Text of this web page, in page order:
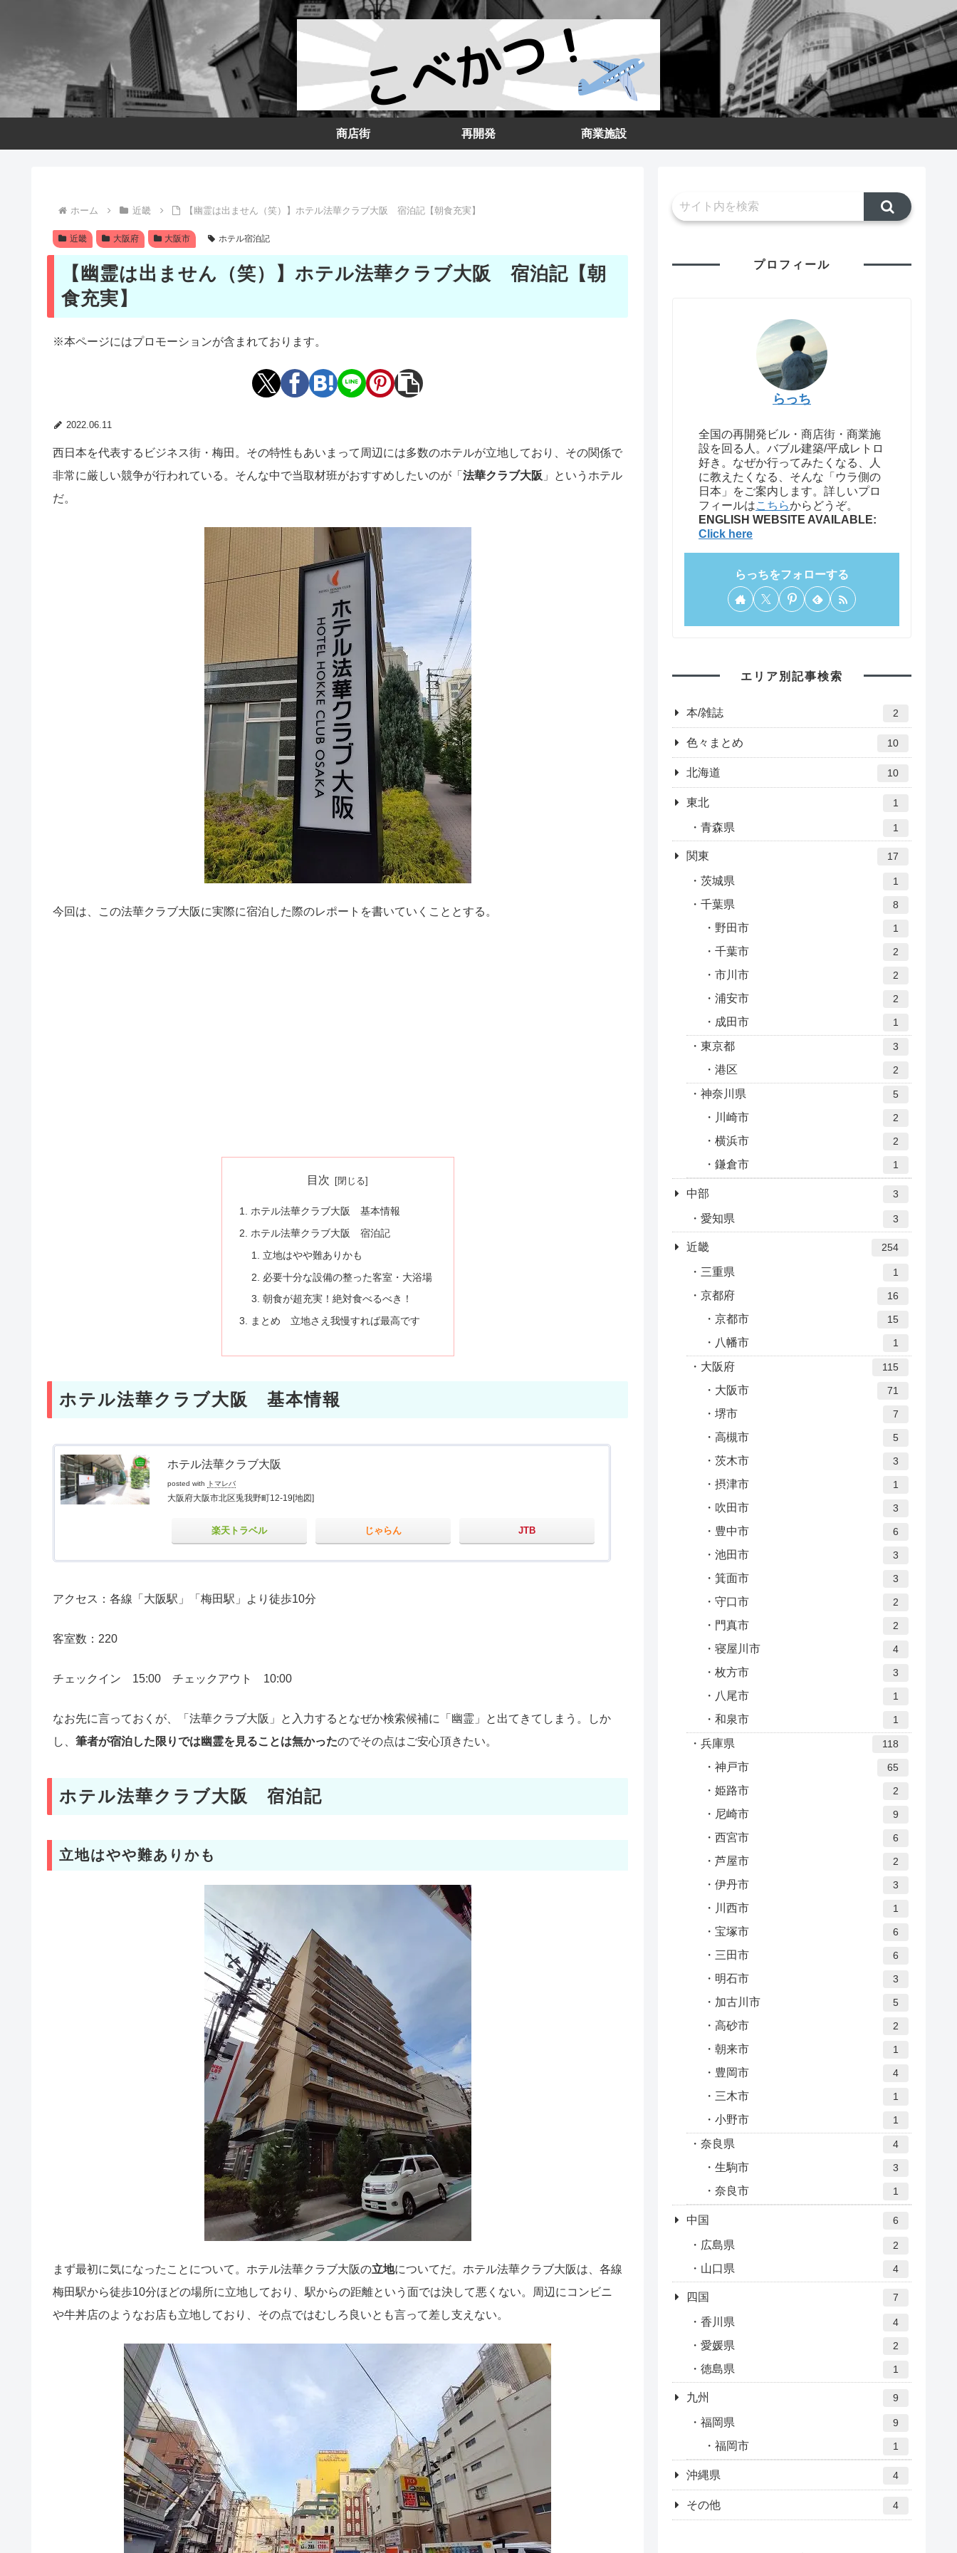
商店街 再開発 商業施設
ホーム 近畿 【幽霊は出ません（笑）】ホテル法華クラブ大阪 宿泊記【朝食充実】
近畿 大阪府 大阪市 ホテル宿泊記
【幽霊は出ません（笑）】ホテル法華クラブ大阪 宿泊記【朝
食充実】
※本ページにはプロモーションが含まれております。
2022.06.11
西日本を代表するビジネス街・梅田。その特性もあいまって周辺には多数のホテルが立地しており、その関係で
非常に厳しい競争が行われている。そんな中で当取材班がおすすめしたいのが「 法華クラブ大阪 」というホテル
だ。
今回は、この法華クラブ大阪に実際に宿泊した際のレポートを書いていくこととする。
目次
ホテル法華クラブ大阪 基本情報
ホテル法華クラブ大阪 宿泊記
立地はやや難ありかも
必要十分な設備の整った客室・大浴場
朝食が超充実！絶対食べるべき！
まとめ 立地さえ我慢すれば最高です
ホテル法華クラブ大阪 基本情報
ホテル法華クラブ大阪
posted with トマレバ
大阪府大阪市北区兎我野町12-19 [地図]
楽天トラベル じゃらん JTB
アクセス：各線「大阪駅」「梅田駅」より徒歩10分
客室数：220
チェックイン 15:00 チェックアウト 10:00
なお先に言っておくが、「法華クラブ大阪」と入力するとなぜか検索候補に「幽霊」と出てきてしまう。しか
し、 筆者が宿泊した限りでは幽霊を見ることは無かったのでその点はご安心頂きたい。
ホテル法華クラブ大阪 宿泊記
立地はやや難ありかも
まず最初に気になったことについて。ホテル法華クラブ大阪の立地についてだ。ホテル法華クラブ大阪は、各線
梅田駅から徒歩10分ほどの場所に立地しており、駅からの距離という面では決して悪くない。周辺にコンビニ
や牛丼店のようなお店も立地しており、その点ではむしろ良いとも言って差し支えない。
プロフィール
らっち
全国の再開発ビル・商店街・商業施
設を回る人。バブル建築/平成レトロ
好き。なぜか行ってみたくなる、人
に教えたくなる、そんな「ウラ側の
日本」をご案内します。詳しいプロ
フィールはこちらからどうぞ。
ENGLISH WEBSITE AVAILABLE:
Click here
らっちをフォローする
エリア別記事検索
本/雑誌 2
色々まとめ 10
北海道 10
東北 1
青森県 1
関東 17
茨城県 1
千葉県 8
野田市 1
千葉市 2
市川市 2
浦安市 2
成田市 1
東京都 3
港区 2
神奈川県 5
川崎市 2
横浜市 2
鎌倉市 1
中部 3
愛知県 3
近畿 254
三重県 1
京都府 16
京都市 15
八幡市 1
大阪府 115
大阪市 71
堺市 7
高槻市 5
茨木市 3
摂津市 1
吹田市 3
豊中市 6
池田市 3
箕面市 3
守口市 2
門真市 2
寝屋川市 4
枚方市 3
八尾市 1
和泉市 1
兵庫県 118
神戸市 65
姫路市 2
尼崎市 9
西宮市 6
芦屋市 2
伊丹市 3
川西市 1
宝塚市 6
三田市 6
明石市 3
加古川市 5
高砂市 2
朝来市 1
豊岡市 4
三木市 1
小野市 1
奈良県 4
生駒市 3
奈良市 1
中国 6
広島県 2
山口県 4
四国 7
香川県 4
愛媛県 2
徳島県 1
九州 9
福岡県 9
福岡市 1
沖縄県 4
その他 4